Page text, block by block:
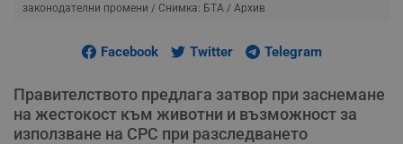
законодателни промени / Снимка: БТА / Архив
Facebook Twitter Telegram
Правителството предлага затвор при заснемане
на жестокост към животни и възможност за
използване на СРС при разследването